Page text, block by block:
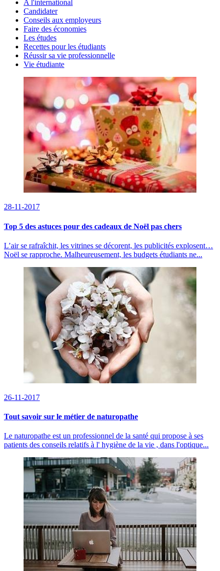
A l'international
Candidater
Conseils aux employeurs
Faire des économies
Les études
Recettes pour les étudiants
Réussir sa vie professionnelle
Vie étudiante
28-11-2017
Top 5 des astuces pour des cadeaux de Noël pas chers
L’air se rafraîchit, les vitrines se décorent, les publicités explosent…
Noël se rapproche. Malheureusement, les budgets étudiants ne...
26-11-2017
Tout savoir sur le métier de naturopathe
Le naturopathe est un professionnel de la santé qui propose à ses
patients des conseils relatifs à l' hygiène de la vie , dans l'optique...